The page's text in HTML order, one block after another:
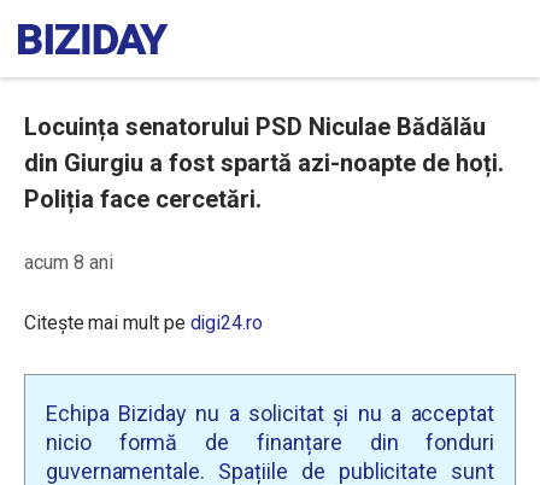
Locuința senatorului PSD Niculae Bădălău
din Giurgiu a fost spartă azi-noapte de hoți.
Poliția face cercetări.
acum 8 ani
Citește mai mult pe digi24.ro
Echipa Biziday nu a solicitat și nu a acceptat
nicio formă de finanțare din fonduri
guvernamentale. Spațiile de publicitate sunt